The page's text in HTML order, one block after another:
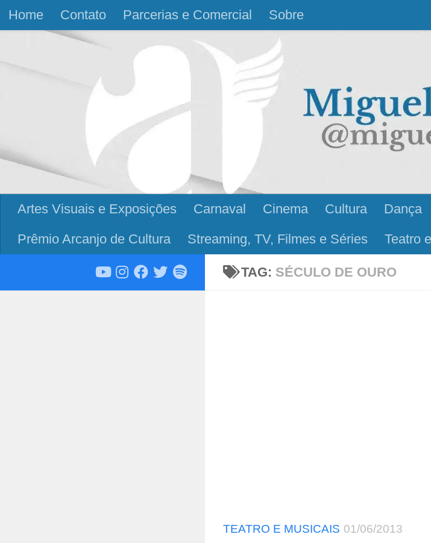
Skip to content
Home Contato Parcerias e Comercial Sobre
Artes Visuais e Exposições Carnaval Cinema Cultura Dança
Prêmio Arcanjo de Cultura
Streaming, TV, Filmes e Séries Teatro
TAG: SÉCULO DE OURO
TEATRO E MUSICAIS 01/06/2013